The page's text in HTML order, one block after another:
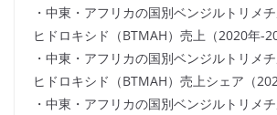
・中東・アフリカの国別ベンジルトリメ
ヒドロキシド（BTMAH）売上（2020年-
・中東・アフリカの国別ベンジルトリメ
ヒドロキシド（BTMAH）売上シェア（
・中東・アフリカの国別ベンジルトリメ